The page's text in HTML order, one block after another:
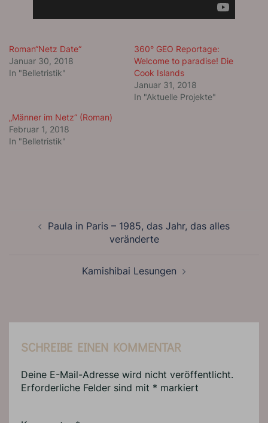
Roman“Netz Date“
Januar 30, 2018
In "Belletristik"
360° GEO Reportage:
Welcome to paradise! Die
Cook Islands
Januar 31, 2018
In "Aktuelle Projekte"
„Männer im Netz“ (Roman)
Februar 1, 2018
In "Belletristik"
Paula in Paris – 1985, das Jahr, das alles
veränderte
Kamishibai Lesungen
SCHREIBE EINEN KOMMENTAR
Deine E-Mail-Adresse wird nicht veröffentlicht.
Erforderliche Felder sind mit * markiert